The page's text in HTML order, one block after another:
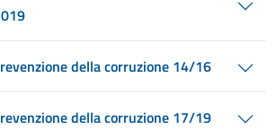
della corruzione 14/16
della corruzione 17/19